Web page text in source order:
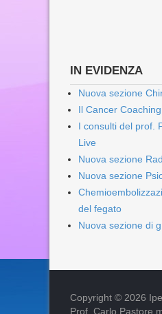
IN EVIDENZA
Nuova sezione
Il Cancer Coaching
I consulti del prof.
Live
Nuova sezione
Nuova sezione
del fegato
Nuova sezione di
Copyright © 2026
Prof. Carlo Pastore